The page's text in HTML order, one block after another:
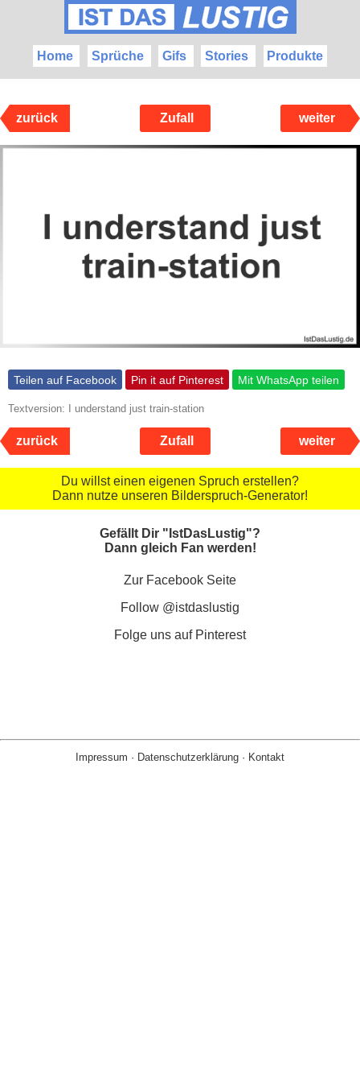
Home Sprüche Gifs Stories Produkte
zurück Zufall weiter
Teilen auf Facebook Pin it auf Pinterest Mit WhatsApp teilen
Textversion: I understand just train-station
zurück Zufall weiter
Du willst einen eigenen Spruch erstellen?
Dann nutze unseren Bilderspruch-Generator!
Gefällt Dir "IstDasLustig"?
Dann gleich Fan werden!
Zur Facebook Seite
Follow @istdaslustig
Folge uns auf Pinterest
Impressum · Datenschutzerklärung · Kontakt